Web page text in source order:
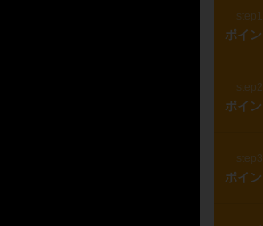
step1
ポイン
step2
ポイン
step3
ポイン